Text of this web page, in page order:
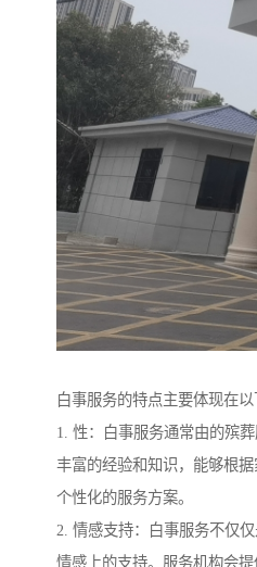
白事服务的特点主要体现在以
1. 性：白事服务通常由的殡
丰富的经验和知识，能够根
个性化的服务方案。
2. 情感支持：白事服务不仅
情感上的支持。服务机构会